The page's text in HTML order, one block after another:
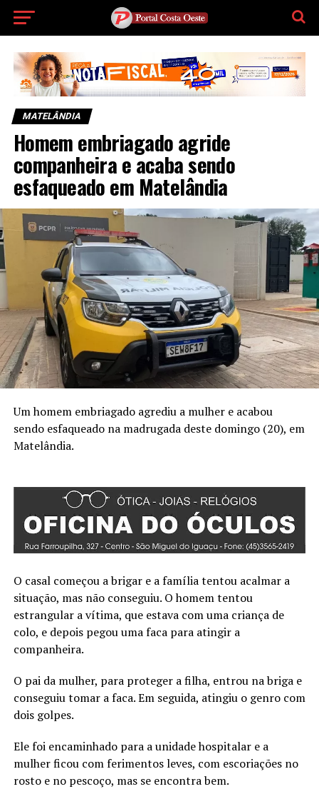
MATELÂNDIA
Homem embriagado agride
companheira e acaba sendo
esfaqueado em Matelândia
Um homem embriagado agrediu a mulher e acabou
sendo esfaqueado na madrugada deste domingo (20), em
Matelândia.
O casal começou a brigar e a família tentou acalmar a
situação, mas não conseguiu. O homem tentou
estrangular a vítima, que estava com uma criança de
colo, e depois pegou uma faca para atingir a
companheira.
O pai da mulher, para proteger a filha, entrou na briga e
conseguiu tomar a faca. Em seguida, atingiu o genro com
dois golpes.
Ele foi encaminhado para a unidade hospitalar e a
mulher ficou com ferimentos leves, com escoriações no
rosto e no pescoço, mas se encontra bem.